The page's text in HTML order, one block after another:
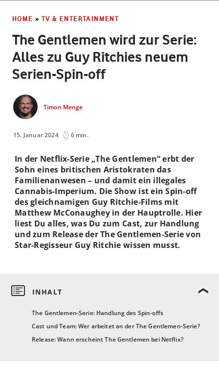
HOME » TV & ENTERTAINMENT
The Gentlemen wird zur Serie:
Alles zu Guy Ritchies neuem
Serien-Spin-off
Timon Menge
15. Januar 2024 6 min.
The Gentlemen-Serie: Handlung des Spin-offs
Cast und Team: Wer arbeitet an der The Gentlemen-Serie?
Release: Wann erscheint The Gentlemen bei Netflix?
In der Netflix-Serie „The Gentlemen“erbt der
Sohn eines britischen Aristokraten das
Familienanwesen – und damit ein illegales
Cannabis-Imperium. Die Show ist ein Spin-off
des gleichnamigen Guy Ritchie-Films mit
Matthew McConaughey in der Hauptrolle. Hier
liest Du alles, was Du zum Cast, zur Handlung
und zum Release der The Gentlemen-Serie von
Star-Regisseur Guy Ritchie wissen musst.